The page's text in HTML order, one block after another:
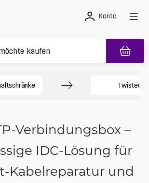
Konto
Twisted
Verbindungsbox –
IDC-Lösung für
Kabelreparatur und